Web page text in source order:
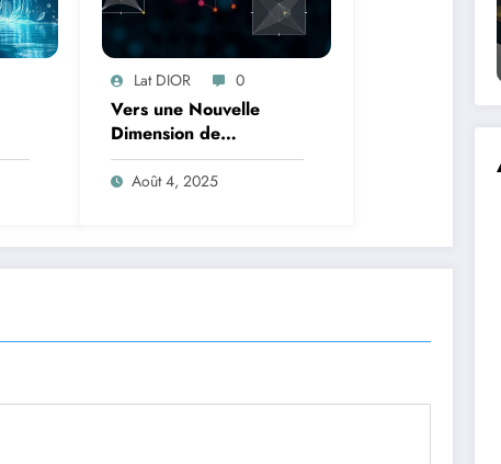
Lat DIOR 0
Vers une Nouvelle
Dimension de
l’Apprentissage par
Renforcement :
d’États et d’Actions
Août 4, 2025